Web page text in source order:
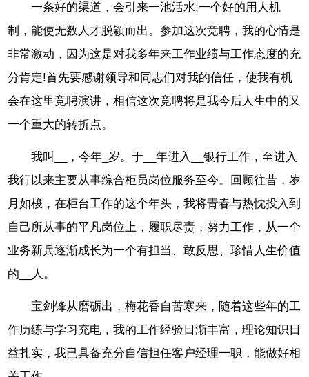
一条好的渠道，会引来一池活水;一个好的用人机
制，能使无数人才脱颖而出。参加这次竞聘，我的心情是
非常激动，因为这是对我多年来工作业绩与工作态度的充
分肯定!首先要感谢领导和同志们对我的信任，使我有机
会在这里竞聘演讲，相信这次竞聘将是我今后人生中的又
一个重大的转折点。
我叫__，今年_岁。于__年进入__银行工作，至进入
我行以来主要从事综合柜员岗位服务至今。回顾往昔，岁
月如梭，在柜台工作的这个年头，我将青春与热忱投入到
自己所从事的平凡岗位上，履职尽责，努力工作，从一个
业务新兵逐渐成长为一个有担当、敢反思、珍惜人生价值
的__人。
宝剑锋从磨砺出，梅花香自苦寒来，随着这些年的工
作历练与学习充电，我的工作经验日渐丰富，理论知识日
益扎实，我已具备充分自信担任客户经理一职，能做好相